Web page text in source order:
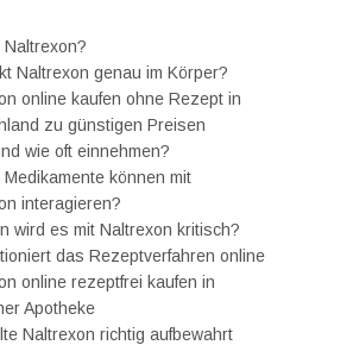
Naltrexon genau im Körper?
online kaufen ohne Rezept in
zu günstigen Preisen
wie oft einnehmen?
Medikamente können mit
interagieren?
wird es mit Naltrexon kritisch?
das Rezeptverfahren online
online rezeptfrei kaufen in
Apotheke
Naltrexon richtig aufbewahrt